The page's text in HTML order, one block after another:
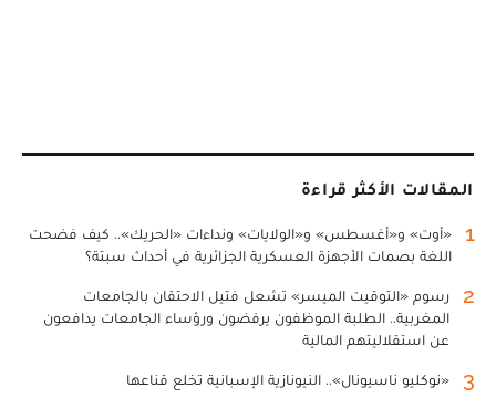
المقالات الأكثر قراءة
1
«أوت» و«أغسطس» و«الولايات» ونداءات «الحريك».. كيف فضحت
اللغة بصمات الأجهزة العسكرية الجزائرية في أحداث سبتة؟
2
رسوم «التوقيت الميسر» تشعل فتيل الاحتقان بالجامعات
المغربية.. الطلبة الموظفون يرفضون ورؤساء الجامعات يدافعون
عن استقلاليتهم المالية
3 «نوكليو ناسيونال».. النيونازية الإسبانية تخلع قناعها